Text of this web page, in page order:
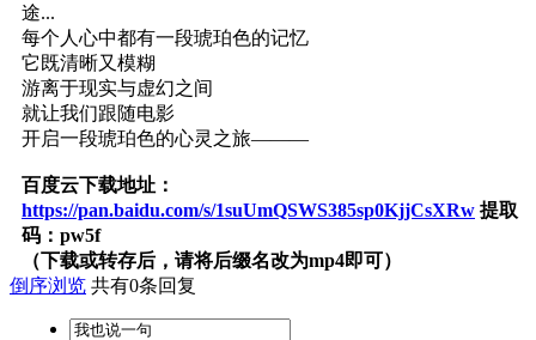
途...
每个人心中都有一段琥珀色的记忆
它既清晰又模糊
游离于现实与虚幻之间
就让我们跟随电影
开启一段琥珀色的心灵之旅———
百度云下载地址：
https://pan.baidu.com/s/1suUmQSWS385sp0KjjCsXRw 提取
码：pw5f
（下载或转存后，请将后缀名改为mp4即可）
倒序浏览 共有0条回复